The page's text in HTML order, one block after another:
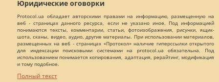
Юридические оговорки
Protocol.ua обладает авторскими правами на информацию, размещенную на
веб - страницах данного ресурса, если не указано иное. Под информацией
понимаются тексты, комментарии, статьи, фотоизображения, рисунки, ящик-
шота, сканы, видео, аудио, другие материалы. При использовании материалов,
размещенных на веб - страницах «Протокол» наличие гиперссылки открытого
для индексации поисковыми системами на protocol.ua обязательна. Под
использованием понимается копирования, адаптация, рерайтинг, модификация
и тому подобное.
Полный текст